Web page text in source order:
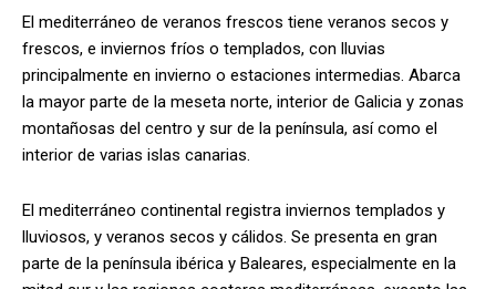
El mediterráneo de veranos frescos tiene veranos secos y
frescos, e inviernos fríos o templados, con lluvias
principalmente en invierno o estaciones intermedias. Abarca
la mayor parte de la meseta norte, interior de Galicia y zonas
montañosas del centro y sur de la península, así como el
interior de varias islas canarias.
El mediterráneo continental registra inviernos templados y
lluviosos, y veranos secos y cálidos. Se presenta en gran
parte de la península ibérica y Baleares, especialmente en la